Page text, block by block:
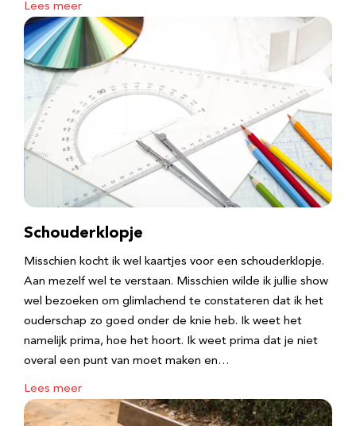
Lees meer
Schouderklopje
Misschien kocht ik wel kaartjes voor een schouderklopje.
Aan mezelf wel te verstaan. Misschien wilde ik jullie show
wel bezoeken om glimlachend te constateren dat ik het
ouderschap zo goed onder de knie heb. Ik weet het
namelijk prima, hoe het hoort. Ik weet prima dat je niet
overal een punt van moet maken en…
Lees meer